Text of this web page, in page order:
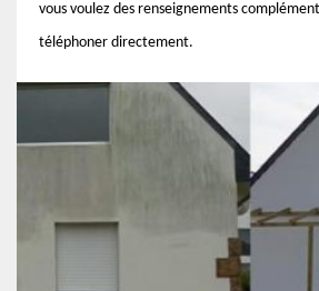
vous voulez des renseignements
téléphoner directement.